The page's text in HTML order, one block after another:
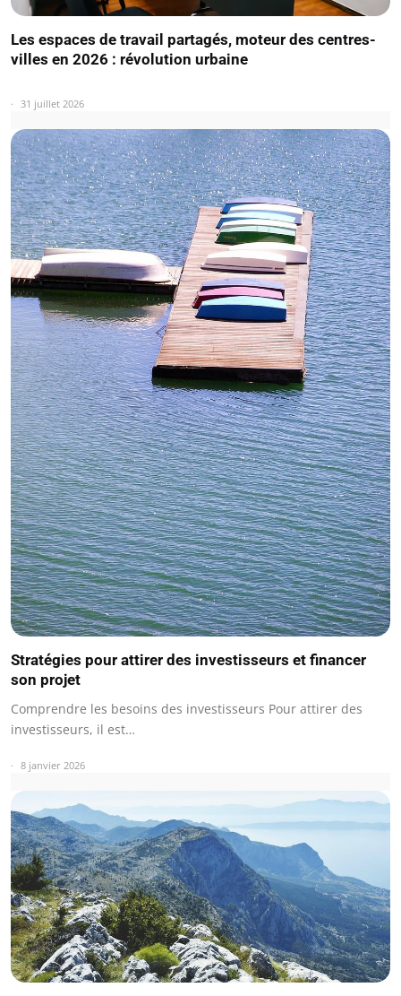
Les espaces de travail partagés, moteur des centres-
villes en 2026 : révolution urbaine
31 juillet 2026
Stratégies pour attirer des investisseurs et financer
son projet
Comprendre les besoins des investisseurs Pour attirer des
investisseurs, il est…
8 janvier 2026